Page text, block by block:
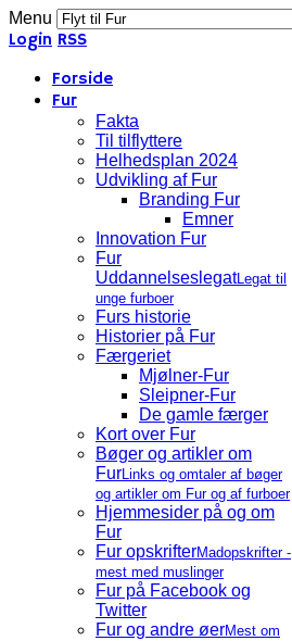
Menu
Login RSS
Forside
Fur
Fakta
Til tilflyttere
Helhedsplan 2024
Udvikling af Fur
Branding Fur
Emner
Innovation Fur
Fur
UddannelseslegatLegat til
unge furboer
Furs historie
Historier på Fur
Færgeriet
Mjølner-Fur
Sleipner-Fur
De gamle færger
Kort over Fur
Bøger og artikler om
FurLinks og omtaler af bøger
og artikler om Fur og af furboer
Hjemmesider på og om
Fur
Fur opskrifterMadopskrifter -
mest med muslinger
Fur på Facebook og
Twitter
Fur og andre øerMest om